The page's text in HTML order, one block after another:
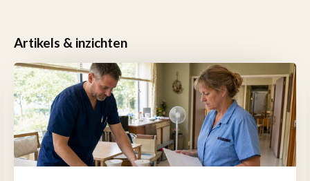
Artikels & inzichten